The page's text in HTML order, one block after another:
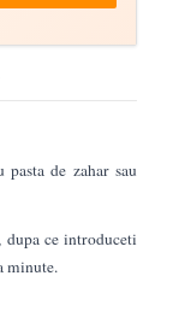
de zahar sau
ce introduceti
minute.